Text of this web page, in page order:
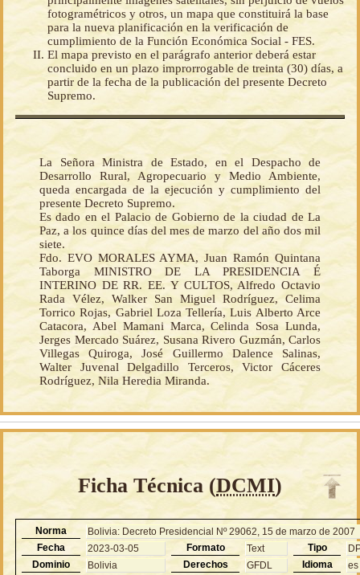
fotogramétricos y otros, un mapa que constituirá la base
para la nueva planificación en la verificación de
cumplimiento de la Función Económica Social - FES.
El mapa previsto en el parágrafo anterior deberá estar
concluido en un plazo improrrogable de treinta (30) días, a
partir de la fecha de la publicación del presente Decreto
Supremo.
La Señora Ministra de Estado, en el Despacho de
Desarrollo Rural, Agropecuario y Medio Ambiente,
queda encargada de la ejecución y cumplimiento del
presente Decreto Supremo.
Es dado en el Palacio de Gobierno de la ciudad de La
Paz, a los quince días del mes de marzo del año dos mil
siete.
Fdo. EVO MORALES AYMA, Juan Ramón Quintana
Taborga MINISTRO DE LA PRESIDENCIA É
INTERINO DE RR. EE. Y CULTOS, Alfredo Octavio
Rada Vélez, Walker San Miguel Rodríguez, Celima
Torrico Rojas, Gabriel Loza Tellería, Luis Alberto Arce
Catacora, Abel Mamani Marca, Celinda Sosa Lunda,
Jerges Mercado Suárez, Susana Rivero Guzmán, Carlos
Villegas Quiroga, José Guillermo Dalence Salinas,
Walter Juvenal Delgadillo Terceros, Victor Cáceres
Rodríguez, Nila Heredia Miranda.
Ficha Técnica (DCMI)
Norma
Bolivia: Decreto Presidencial Nº 29062, 15 de marzo de 2007
Fecha
2023-03-05 Formato Text Tipo
Dominio
Bolivia Derechos GFDL Idioma es